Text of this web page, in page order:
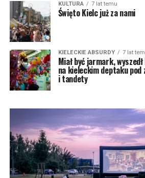
KULTURA 7 lat temu
Święto Kielc już za nami
KIELECKIE ABSURDY 7 lat
Miał być jarmark,
na kieleckim deptaku pod
i tandety